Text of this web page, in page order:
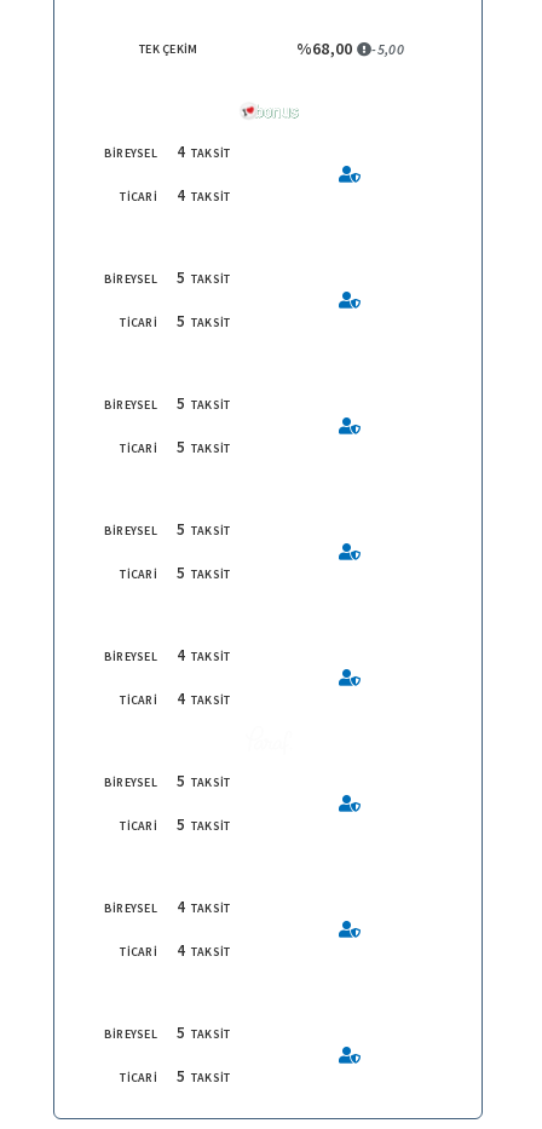
TEK ÇEKİM %68,00 -5,00
BİREYSEL 4 TAKSİT
TİCARİ 4 TAKSİT
BİREYSEL 5 TAKSİT
TİCARİ 5 TAKSİT
BİREYSEL 5 TAKSİT
TİCARİ 5 TAKSİT
BİREYSEL 5 TAKSİT
TİCARİ 5 TAKSİT
BİREYSEL 4 TAKSİT
TİCARİ 4 TAKSİT
BİREYSEL 5 TAKSİT
TİCARİ 5 TAKSİT
BİREYSEL 4 TAKSİT
TİCARİ 4 TAKSİT
BİREYSEL 5 TAKSİT
TİCARİ 5 TAKSİT